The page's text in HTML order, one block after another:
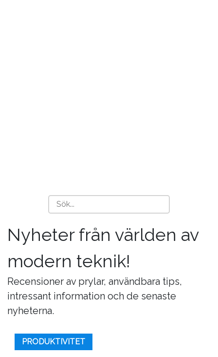
Nyheter från världen av
modern teknik!
Recensioner av prylar, användbara tips,
intressant information och de senaste
nyheterna.
PRODUKTIVITET